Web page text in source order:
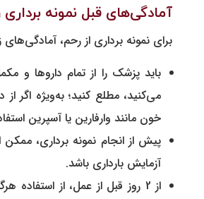
آمادگی‌های قبل نمونه
برای نمونه برداری از رحم، آمادگی‌های
باید پزشک را از تمام داروها و
می‌کنید، مطلع کنید؛ به‌ویژه اگر از
خون مانند وارفارین یا آسپرین
پیش از انجام نمونه برداری، ممکن
آزمایش بارداری باشد.
از 2 روز قبل از عمل، از استفاده